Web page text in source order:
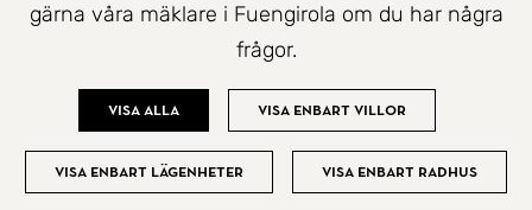
gärna våra mäklare i Fuengirola om du har några
frågor.
Visa alla Visa enbart villor
Visa enbart lägenheter Visa enbart radhus